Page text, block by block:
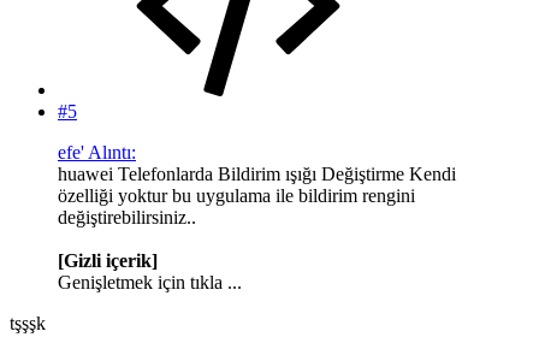
#5
efe' Alıntı:
huawei Telefonlarda Bildirim ışığı Değiştirme Kendi
özelliği yoktur bu uygulama ile bildirim rengini
değiştirebilirsiniz..
[Gizli içerik]
Genişletmek için tıkla ...
tşşşk